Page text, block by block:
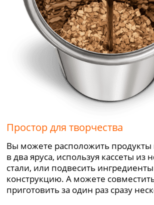
Простор для творчества
Вы можете расположить продукты
в два яруса, используя кассеты
стали, или подвесить
конструкцию. А можете
приготовить за один раз сразу